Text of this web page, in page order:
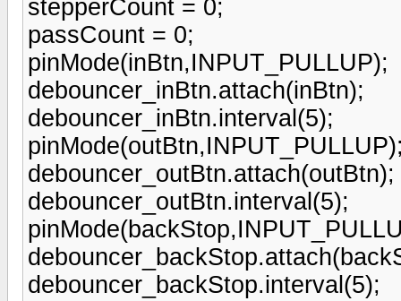
stepperCount = 0;
passCount = 0;
pinMode(inBtn,INPUT_PULLUP);
debouncer_inBtn.attach(inBtn);
debouncer_inBtn.interval(5);
debouncer_outBtn.attach(outBtn);
debouncer_outBtn.interval(5);
debouncer_backStop.interval(5);